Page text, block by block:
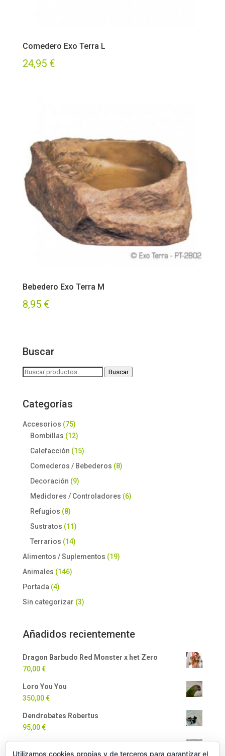
Comedero Exo Terra L
24,95 €
Bebedero Exo Terra M
8,95 €
Buscar
Buscar
Buscar
Categorías
Accesorios (75)
Bombillas (12)
Calefacción (15)
Comederos / Bebederos (8)
Decoración (9)
Medidores / Controladores (6)
Refugios (8)
Sustratos (11)
Terrarios (14)
Alimentos / Suplementos (19)
Animales (146)
Portada (4)
Sin categorizar (3)
Añadidos recientemente
Dragon Barbudo Red Monster x het Zero
70,00€
Loro You You
350,00€
Dendrobates Robertus
95,00€
Utilizamos cookies propias y de terceros para garantizar el